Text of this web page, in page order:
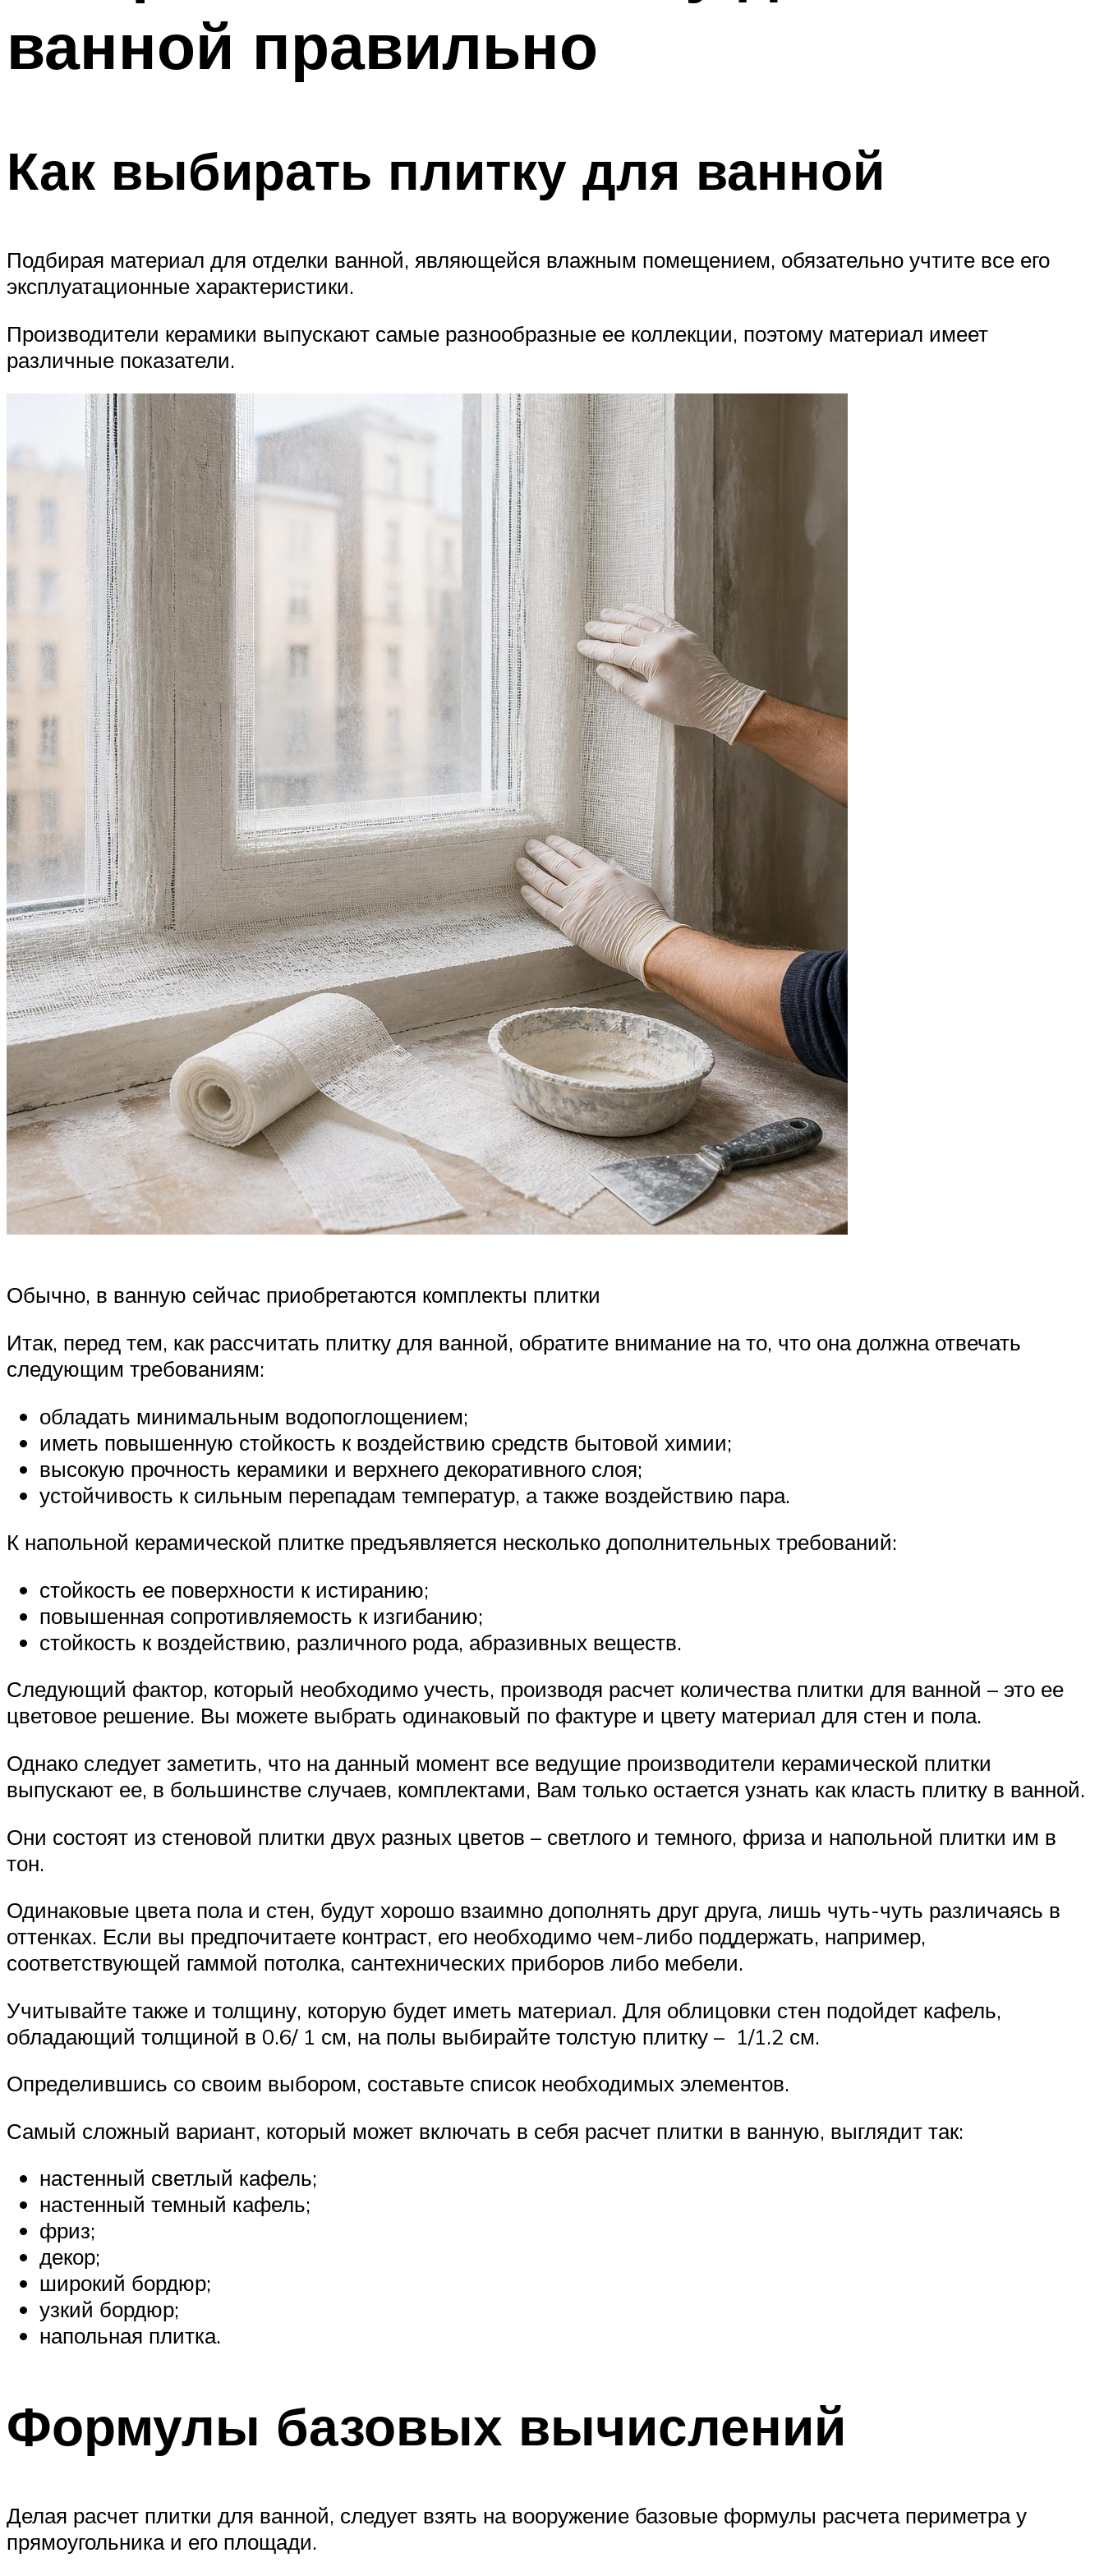
ванной правильно
Как выбирать плитку для ванной
Подбирая материал для отделки ванной, являющейся влажным помещением, обязательно учтите все его
эксплуатационные характеристики.
Производители керамики выпускают самые разнообразные ее коллекции, поэтому материал имеет
различные показатели.
Обычно, в ванную сейчас приобретаются комплекты плитки
Итак, перед тем, как рассчитать плитку для ванной, обратите внимание на то, что она должна отвечать
следующим требованиям:
обладать минимальным водопоглощением;
иметь повышенную стойкость к воздействию средств бытовой химии;
высокую прочность керамики и верхнего декоративного слоя;
устойчивость к сильным перепадам температур, а также воздействию пара.
К напольной керамической плитке предъявляется несколько дополнительных требований:
стойкость ее поверхности к истиранию;
повышенная сопротивляемость к изгибанию;
стойкость к воздействию, различного рода, абразивных веществ.
Следующий фактор, который необходимо учесть, производя расчет количества плитки для ванной – это ее
цветовое решение. Вы можете выбрать одинаковый по фактуре и цвету материал для стен и пола.
Однако следует заметить, что на данный момент все ведущие производители керамической плитки
выпускают ее, в большинстве случаев, комплектами, Вам только остается узнать как класть плитку в ванной.
Они состоят из стеновой плитки двух разных цветов – светлого и темного, фриза и напольной плитки им в
тон.
Одинаковые цвета пола и стен, будут хорошо взаимно дополнять друг друга, лишь чуть-чуть различаясь в
оттенках. Если вы предпочитаете контраст, его необходимо чем-либо поддержать, например,
соответствующей гаммой потолка, сантехнических приборов либо мебели.
Учитывайте также и толщину, которую будет иметь материал. Для облицовки стен подойдет кафель,
обладающий толщиной в 0.6/ 1 см, на полы выбирайте толстую плитку – 1/1.2 см.
Определившись со своим выбором, составьте список необходимых элементов.
Самый сложный вариант, который может включать в себя расчет плитки в ванную, выглядит так:
настенный светлый кафель;
настенный темный кафель;
фриз;
декор;
широкий бордюр;
узкий бордюр;
напольная плитка.
Формулы базовых вычислений
Делая расчет плитки для ванной, следует взять на вооружение базовые формулы расчета периметра у
прямоугольника и его площади.